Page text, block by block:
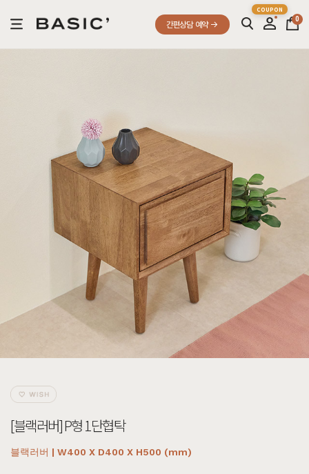
간편상담 예약
0
[블랙러버] P형 1단협탁
블랙러버 | W400 X D400 X H500 (mm)